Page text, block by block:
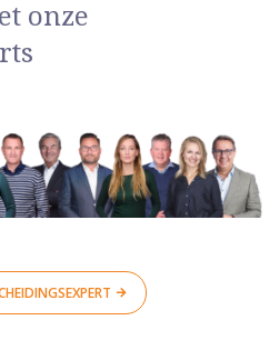
onze